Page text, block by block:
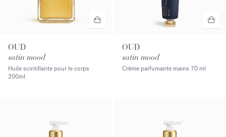
OUD
satin mood
Huile scintillante pour le corps
200ml
OUD
satin mood
Crème parfumante mains 70 ml